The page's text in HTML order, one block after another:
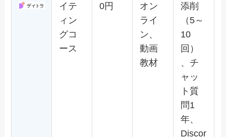
イテ
ィン
グコ
ース
0円
オン
ライ
ン、
動画
教材
添削
（5～
10
回）
、チ
ャッ
ト質
問1
年、
Discor